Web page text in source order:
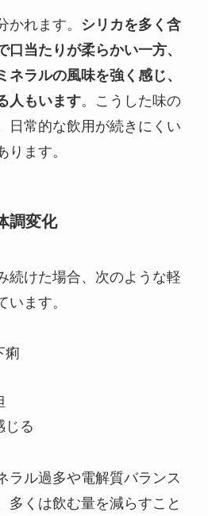
かれます。
シリカを多く含
口当たりが柔らかい一方、
ネラルの風味を強く感じ、
人もいます。こうした味の
日常的な飲用が続きにくい
ります。
調変化
続けた場合、次のような軽
います。
痢
じる
ラル過多や電解質バランス
多くは飲む量を減らすこと